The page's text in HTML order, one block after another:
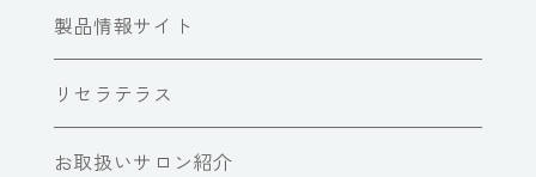
製品情報サイト
リセラテラス
お取扱いサロン紹介